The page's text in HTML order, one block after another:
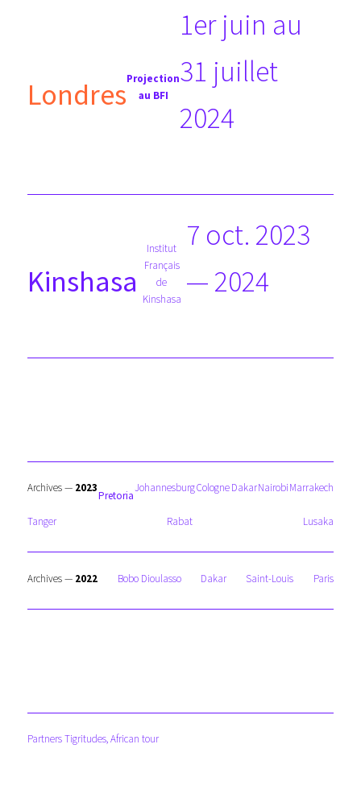
LondresProjection
au BFI
1er juin au
31 juillet
2024
Kinshasa
Institut
Français
de
Kinshasa
7 oct. 2023
— 2024
Archives — 2023
Pretoria
JohannesburgCologneDakarNairobiMarrakech
Tanger Rabat Lusaka
Archives — 2022 Bobo Dioulasso Dakar Saint-Louis Paris
Partners Tigritudes, African tour